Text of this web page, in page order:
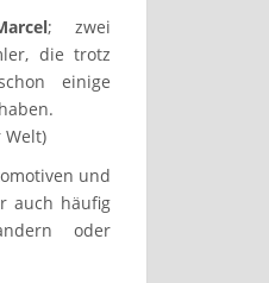
; zwei
die trotz
einige
Welt)
und
auch häufig
oder